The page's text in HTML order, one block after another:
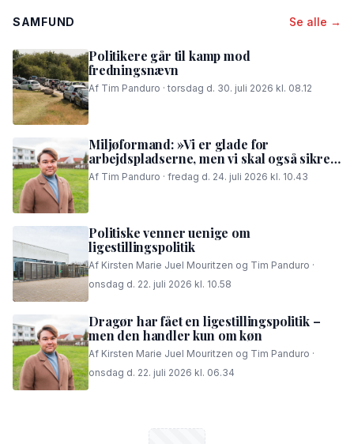
SAMFUND Se alle →
Politikere går til kamp mod
fredningsnævn
Af Tim Panduro · torsdag d. 30. juli 2026 kl. 08.12
Miljøformand: »Vi er glade for
arbejdspladserne, men vi skal også sikre,
at folk i området kan få en god nattesøvn«
Af Tim Panduro · fredag d. 24. juli 2026 kl. 10.43
Politiske venner uenige om
ligestillingspolitik
Af Kirsten Marie Juel Mouritzen og Tim Panduro ·
onsdag d. 22. juli 2026 kl. 10.58
Dragør har fået en ligestillingspolitik –
men den handler kun om køn
Af Kirsten Marie Juel Mouritzen og Tim Panduro ·
onsdag d. 22. juli 2026 kl. 06.34